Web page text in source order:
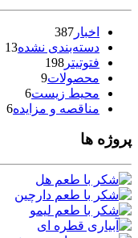
اخبار 387
دسته‌بندی نشده13
فتوتیتر 198
محصولات9
محیط زیست6
مناقصه و مزایده6
پروژه ها